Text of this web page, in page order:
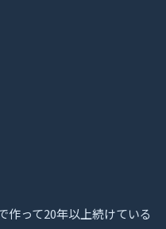
作って20年以上続けている